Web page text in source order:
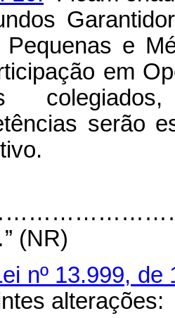
Pequenas e
em
serão
(NR)
nº 13.999, de
alterações: